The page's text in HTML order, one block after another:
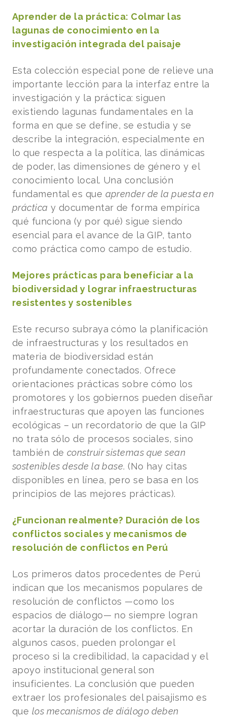
Aprender de la práctica: Colmar las
lagunas de conocimiento en la
investigación integrada del paisaje
Esta colección especial pone de relieve una
importante lección para la interfaz entre la
investigación y la práctica: siguen
existiendo lagunas fundamentales en la
forma en que se define, se estudia y se
describe la integración, especialmente en
lo que respecta a la política, las dinámicas
de poder, las dimensiones de género y el
conocimiento local. Una conclusión
fundamental es que aprender de la puesta en
práctica y documentar de forma empírica
qué funciona (y por qué) sigue siendo
esencial para el avance de la GIP, tanto
como práctica como campo de estudio.
Mejores prácticas para beneficiar a la
biodiversidad y lograr infraestructuras
resistentes y sostenibles
Este recurso subraya cómo la planificación
de infraestructuras y los resultados en
materia de biodiversidad están
profundamente conectados. Ofrece
orientaciones prácticas sobre cómo los
promotores y los gobiernos pueden diseñar
infraestructuras que apoyen las funciones
ecológicas – un recordatorio de que la GIP
no trata sólo de procesos sociales, sino
también de construir sistemas que sean
sostenibles desde la base. (No hay citas
disponibles en línea, pero se basa en los
principios de las mejores prácticas).
¿Funcionan realmente? Duración de los
conflictos sociales y mecanismos de
resolución de conflictos en Perú
Los primeros datos procedentes de Perú
indican que los mecanismos populares de
resolución de conflictos —como los
espacios de diálogo— no siempre logran
acortar la duración de los conflictos. En
algunos casos, pueden prolongar el
proceso si la credibilidad, la capacidad y el
apoyo institucional general son
insuficientes. La conclusión que pueden
extraer los profesionales del paisajismo es
que los mecanismos de diálogo deben